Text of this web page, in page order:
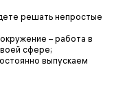
решать непростые
– работа в
сфере;
выпускаем